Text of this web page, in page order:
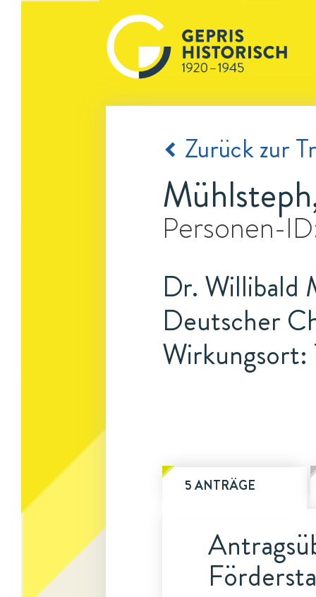
Zurück zur
Personen-
Dr. Willibald
Deutscher
Wirkungsort:
5 ANTRÄGE